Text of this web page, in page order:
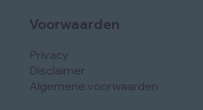
Voorwaarden
Privacy
Disclaimer
Algemene voorwaarden